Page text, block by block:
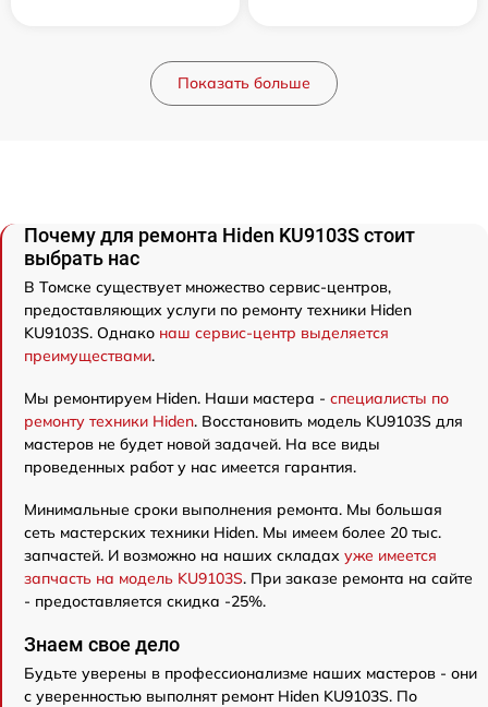
Показать больше
Почему для ремонта Hiden KU9103S стоит
выбрать нас
В Томске существует множество сервис-центров,
предоставляющих услуги по ремонту техники Hiden
KU9103S. Однако наш сервис-центр выделяется
преимуществами.
Мы ремонтируем Hiden. Наши мастера - специалисты по
ремонту техники Hiden. Восстановить модель KU9103S для
мастеров не будет новой задачей. На все виды
проведенных работ у нас имеется гарантия.
Минимальные сроки выполнения ремонта. Мы большая
сеть мастерских техники Hiden. Мы имеем более 20 тыс.
запчастей. И возможно на наших складах уже имеется
запчасть на модель KU9103S. При заказе ремонта на сайте
- предоставляется скидка -25%.
Знаем свое дело
Будьте уверены в профессионализме наших мастеров - они
с уверенностью выполнят ремонт Hiden KU9103S. По